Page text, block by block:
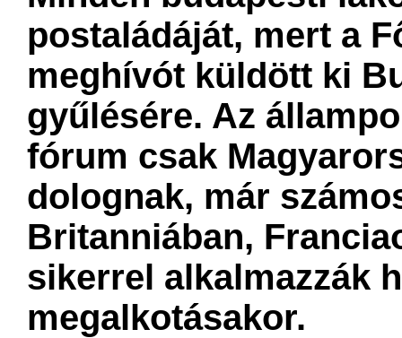
postaládáját, mert a
meghívót küldött ki
gyűlésére. Az
fórum csak
dolognak, már
Britanniában,
sikerrel alkalmazzák
megalkotásakor.